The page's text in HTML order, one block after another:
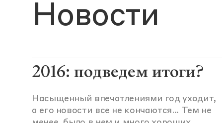
Новости
2016: подведем итоги?
Насыщенный впечатлениями год уходит,
а его новости все не кончаются... Тем не